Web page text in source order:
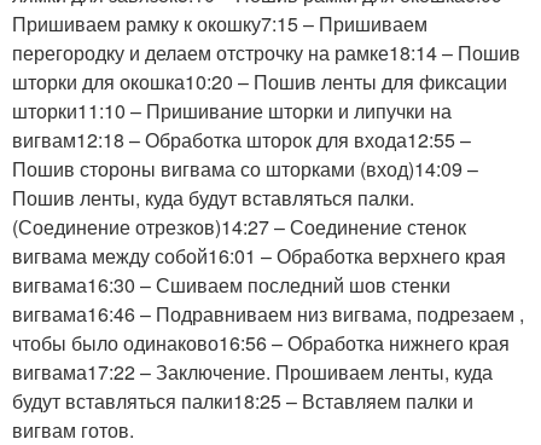
Пришиваем рамку к окошку7:15 – Пришиваем
перегородку и делаем отстрочку на рамке18:14 – Пошив
шторки для окошка10:20 – Пошив ленты для фиксации
шторки11:10 – Пришивание шторки и липучки на
вигвам12:18 – Обработка шторок для входа12:55 –
Пошив стороны вигвама со шторками (вход)14:09 –
Пошив ленты, куда будут вставляться палки.
(Соединение отрезков)14:27 – Соединение стенок
вигвама между собой16:01 – Обработка верхнего края
вигвама16:30 – Сшиваем последний шов стенки
вигвама16:46 – Подравниваем низ вигвама, подрезаем ,
чтобы было одинаково16:56 – Обработка нижнего края
вигвама17:22 – Заключение. Прошиваем ленты, куда
будут вставляться палки18:25 – Вставляем палки и
вигвам готов.